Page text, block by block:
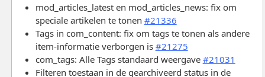
mod_articles_latest en mod_articles_news: fix om
speciale artikelen te tonen #21336
Tags in com_content: fix om tags te tonen als andere
item-informatie verborgen is #21275
com_tags: Alle Tags standaard weergave #21031
Filteren toestaan in de gearchiveerd status in de